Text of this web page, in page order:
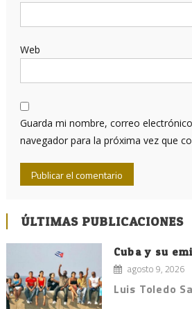
Web
Guarda mi nombre, correo
navegador para la próxima vez que
ÚLTIMAS PUBLICACIONES
Cuba y su
agosto 9, 2026
Luis Toledo